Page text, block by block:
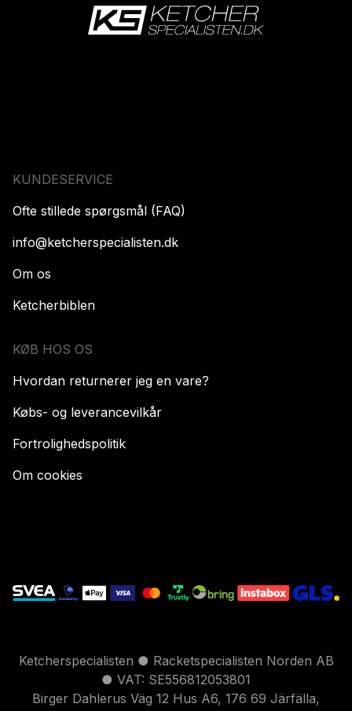
KUNDESERVICE
Ofte stillede spørgsmål (FAQ)
info@ketcherspecialisten.dk
Om os
Ketcherbiblen
KØB HOS OS
Hvordan returnerer jeg en vare?
Købs- og leverancevilkår
Fortrolighedspolitik
Om cookies
Ketcherspecialisten ● Racketspecialisten Norden AB
● VAT: SE556812053801
Birger Dahlerus Väg 12 Hus A6, 176 69 Järfälla,